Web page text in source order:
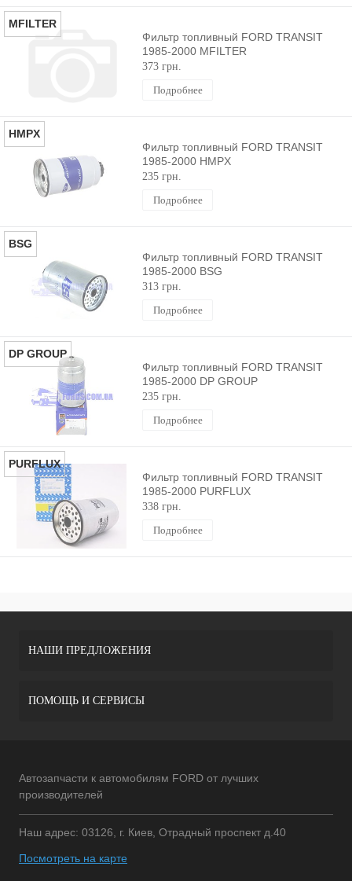
MFILTER
Фильтр топливный FORD TRANSIT
1985-2000 MFILTER
373 грн.
Подробнее
HMPX
Фильтр топливный FORD TRANSIT
1985-2000 HMPX
235 грн.
Подробнее
BSG
Фильтр топливный FORD TRANSIT
1985-2000 BSG
313 грн.
Подробнее
DP GROUP
Фильтр топливный FORD TRANSIT
1985-2000 DP GROUP
235 грн.
Подробнее
PURFLUX
Фильтр топливный FORD TRANSIT
1985-2000 PURFLUX
338 грн.
Подробнее
НАШИ ПРЕДЛОЖЕНИЯ
ПОМОЩЬ И СЕРВИСЫ
Автозапчасти к автомобилям FORD от лучших
производителей
Наш адрес: 03126, г. Киев, Отрадный проспект д.40
Посмотреть на карте